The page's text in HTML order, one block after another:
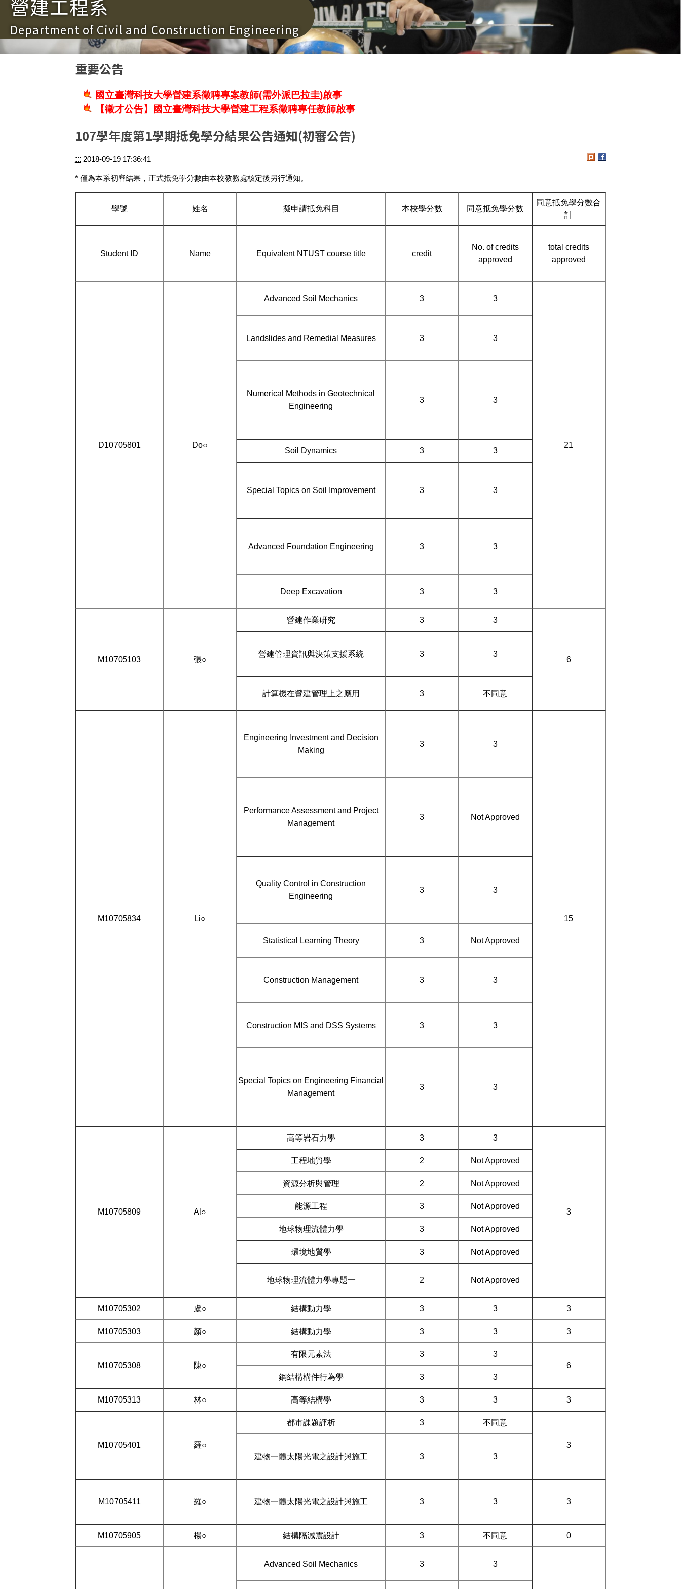
營建工程系
Department of Civil and Construction Engineering
重要公告
國立臺灣科技大學營建系徵聘專案教師(需外派巴拉圭)啟事
【徵才公告】國立臺灣科技大學營建工程系徵聘專任教師啟事
107學年度第1學期抵免學分結果公告通知(初審公告)
::: 2018-09-19 17:36:41
* 僅為本系初審結果，正式抵免學分數由本校教務處核定後另行通知。
學號 姓名 擬申請抵免科目 本校學分數 同意抵免學分數
同意抵免學分數合
計
Student ID Name Equivalent NTUST course title credit
No. of credits
approved
total credits
approved
D10705801 Do○
Advanced Soil Mechanics 3 3
21
Landslides and Remedial Measures 3 3
Numerical Methods in Geotechnical
Engineering
3 3
Soil Dynamics 3 3
Special Topics on Soil Improvement 3 3
Advanced Foundation Engineering 3 3
Deep Excavation 3 3
M10705103 張○
營建作業研究 3 3
6
營建管理資訊與決策支援系統 3 3
計算機在營建管理上之應用 3 不同意
M10705834 Li○
Engineering Investment and Decision
Making
3 3
15
Performance Assessment and Project
Management
3 Not Approved
Quality Control in Construction
Engineering
3 3
Statistical Learning Theory 3 Not Approved
Construction Management 3 3
Construction MIS and DSS Systems 3 3
Special Topics on Engineering Financial
Management
3 3
M10705809 Al○
高等岩石力學 3 3
3
工程地質學 2 Not Approved
資源分析與管理 2 Not Approved
能源工程 3 Not Approved
地球物理流體力學 3 Not Approved
環境地質學 3 Not Approved
地球物理流體力學專題一 2 Not Approved
M10705302 盧○ 結構動力學 3 3 3
M10705303 顏○ 結構動力學 3 3 3
M10705308 陳○
有限元素法 3
3
6
鋼結構構件行為學
3 3
M10705313 林○ 高等結構學 3 3 3
M10705401 羅○
都市課題評析 3 不同意
3
建物一體太陽光電之設計與施工
3 3
M10705411 羅○ 建物一體太陽光電之設計與施工 3 3 3
M10705905 楊○ 結構隔減震設計 3 不同意 0
Advanced Soil Mechanics 3 3